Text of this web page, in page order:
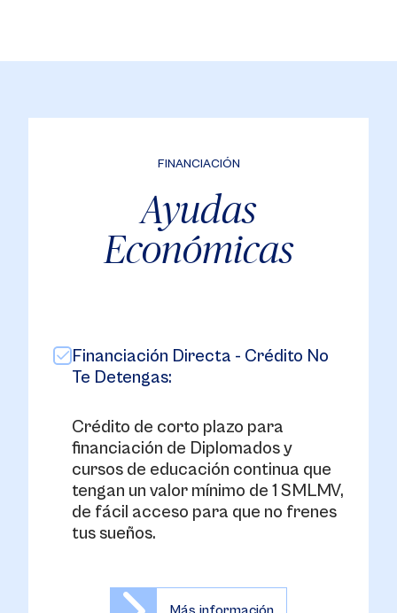
FINANCIACIÓN
Ayudas
Económicas
Financiación Directa - Crédito No
Te Detengas:
Crédito de corto plazo para
financiación de Diplomados y
cursos de educación continua que
tengan un valor mínimo de 1 SMLMV,
de fácil acceso para que no frenes
tus sueños.